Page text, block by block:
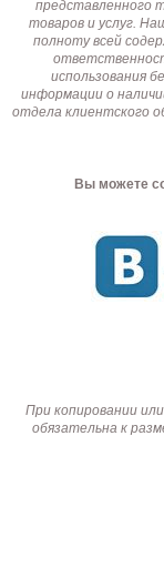
представленного
товаров и услуг.
полноту всей
использования
информации о
отдела клиентского
Вы можете
При копировании
обязательна к